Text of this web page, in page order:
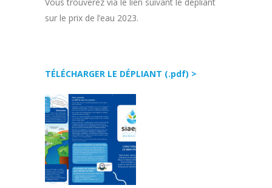
Vous trouverez via le lien suivant le dépliant
sur le prix de l’eau 2023.
TÉLÉCHARGER LE DÉPLIANT (.pdf) >